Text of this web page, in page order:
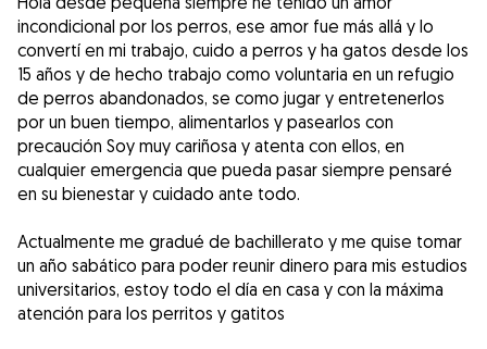
incondicional por los perros, ese amor fue más allá y lo
convertí en mi trabajo, cuido a perros y ha gatos desde los
15 años y de hecho trabajo como voluntaria en un refugio
de perros abandonados, se como jugar y entretenerlos
por un buen tiempo, alimentarlos y pasearlos con
precaución Soy muy cariñosa y atenta con ellos, en
cualquier emergencia que pueda pasar siempre pensaré
en su bienestar y cuidado ante todo.
Actualmente me gradué de bachillerato y me quise tomar
un año sabático para poder reunir dinero para mis estudios
universitarios, estoy todo el día en casa y con la máxima
atención para los perritos y gatitos